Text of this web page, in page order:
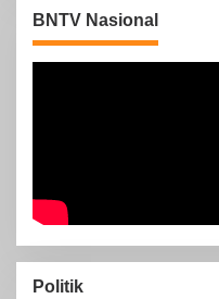
BNTV Nasional
Politik